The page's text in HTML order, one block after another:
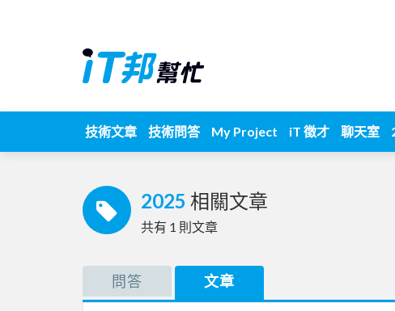
技術文章 技術問答 My Project iT 徵才 聊天室
2025 相關文章
共有 1 則文章
問答 文章